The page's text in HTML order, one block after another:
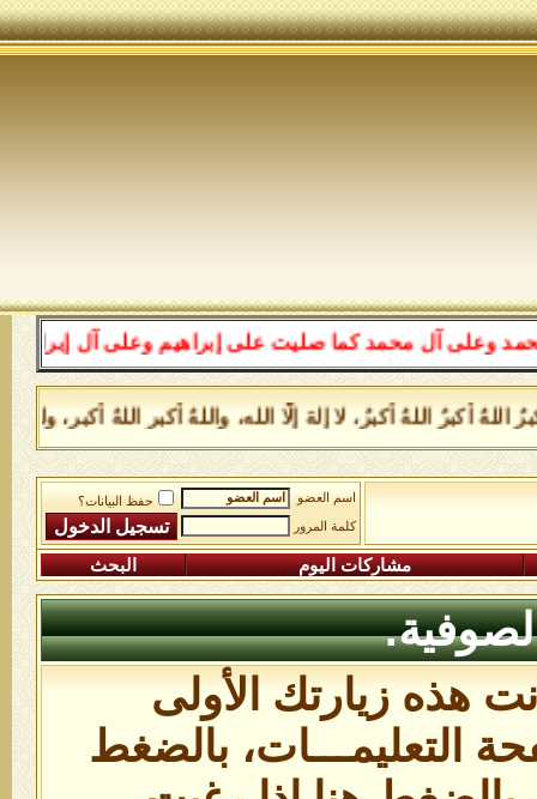
محمد كما صليت على إبراهيم وعلى آل إبراهيم إنك حميد
اللهُ أكبرُ، لا إلهَ إلَّا الله، واللهُ أكبر اللهُ أكبر، ولله
اسم العضو
حفظ البيانات؟
كلمة المرور
مشاركات اليوم البحث
هذه زيارتك الأولى
التعليمـــات، بالضغط